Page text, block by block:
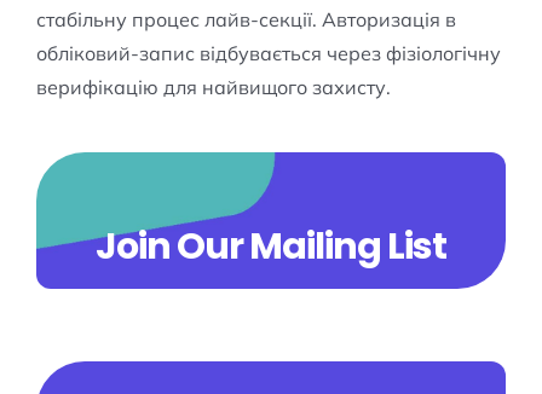
стабільну процес лайв-секції. Авторизація в
обліковий-запис відбувається через фізіологічну
верифікацію для найвищого захисту.
Join Our Mailing List